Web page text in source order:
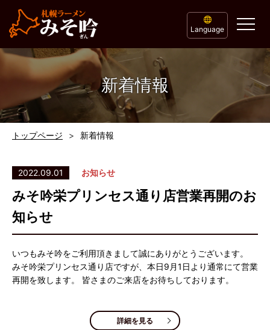
Language
新着情報
トップページ 新着情報
2022.09.01 お知らせ
みそ吟栄プリンセス通り店営業再開のお
知らせ
いつもみそ吟をご利用頂きまして誠にありがとうございます。
みそ吟栄プリンセス通り店ですが、本日9月1日より通常にて営業
再開を致します。 皆さまのご来店をお待ちしております。
詳細を見る